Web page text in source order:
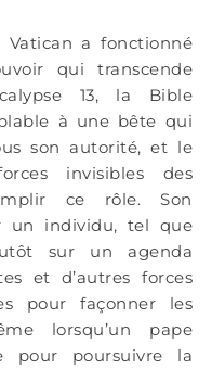
Vatican a fonctionné
qui transcende
13, la Bible
à une bête qui
son autorité, et le
invisibles des
ce rôle. Son
un individu, tel que
sur un agenda
et d’autres forces
pour façonner les
lorsqu’un pape
pour poursuivre la